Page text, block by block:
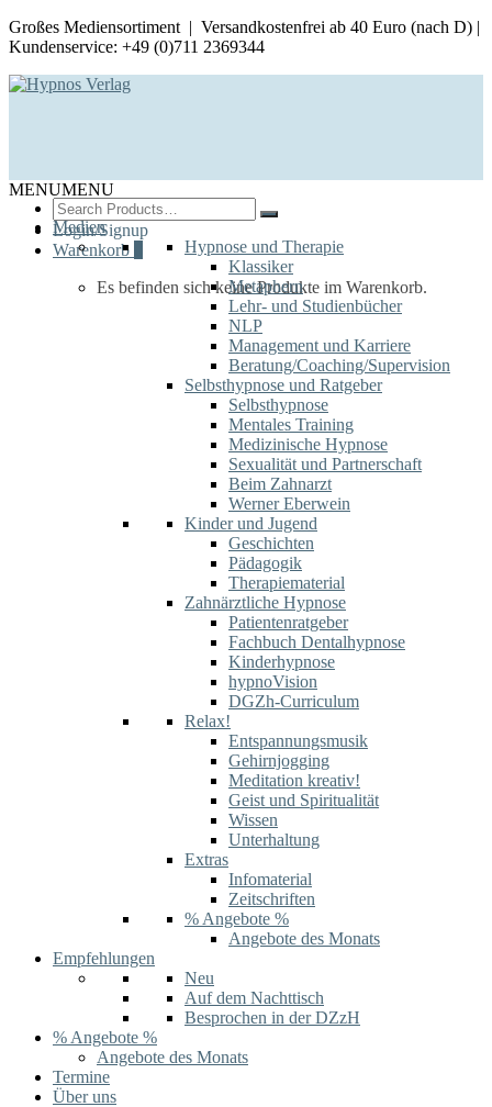
Großes Mediensortiment | Versandkostenfrei ab 40 Euro (nach D) |
Kundenservice: +49 (0)711 2369344
Search
for:
Login/Signup
Warenkorb
Es befinden sich keine Produkte im Warenkorb.
MENUMENU
Medien
Hypnose und Therapie
Klassiker
Metaphern
Lehr- und Studienbücher
NLP
Management und Karriere
Beratung/Coaching/Supervision
Selbsthypnose und Ratgeber
Selbsthypnose
Mentales Training
Medizinische Hypnose
Sexualität und Partnerschaft
Beim Zahnarzt
Werner Eberwein
Kinder und Jugend
Geschichten
Pädagogik
Therapiematerial
Zahnärztliche Hypnose
Patientenratgeber
Fachbuch Dentalhypnose
Kinderhypnose
hypnoVision
DGZh-Curriculum
Relax!
Entspannungsmusik
Gehirnjogging
Meditation kreativ!
Geist und Spiritualität
Wissen
Unterhaltung
Extras
Infomaterial
Zeitschriften
% Angebote %
Angebote des Monats
Empfehlungen
Neu
Auf dem Nachttisch
Besprochen in der DZzH
% Angebote %
Angebote des Monats
Termine
Über uns